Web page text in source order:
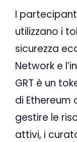
I
utilizzano i
sicurezza
Network e
GRT è un
di Ethereum
gestire le
attivi, i